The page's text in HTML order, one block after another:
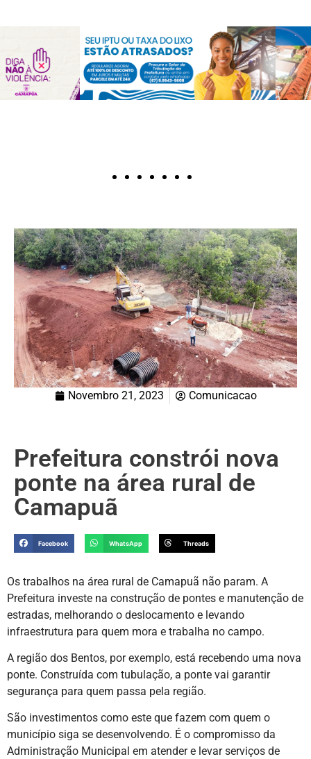
Novembro 21, 2023 Comunicacao
Prefeitura constrói nova
ponte na área rural de
Camapuã
Facebook WhatsApp Threads
Os trabalhos na área rural de Camapuã não param. A
Prefeitura investe na construção de pontes e manutenção de
estradas, melhorando o deslocamento e levando
infraestrutura para quem mora e trabalha no campo.
A região dos Bentos, por exemplo, está recebendo uma nova
ponte. Construída com tubulação, a ponte vai garantir
segurança para quem passa pela região.
São investimentos como este que fazem com quem o
município siga se desenvolvendo. É o compromisso da
Administração Municipal em atender e levar serviços de